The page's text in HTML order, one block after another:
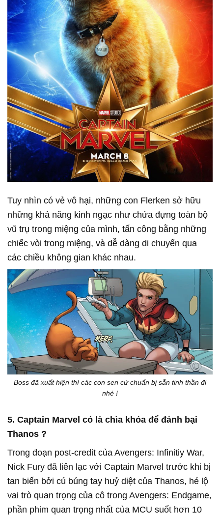
Tuy nhìn có vẻ vô hại, những con Flerken sở hữu
những khả năng kinh ngạc như chứa đựng toàn bộ
vũ trụ trong miệng của mình, tấn công bằng những
chiếc vòi trong miệng, và dễ dàng di chuyển qua
các chiều không gian khác nhau.
Boss đã xuất hiện thì các con sen cứ chuẩn bị sẵn tinh thần đi
nhé !
5. Captain Marvel có là chìa khóa để đánh bại
Thanos ?
Trong đoạn post-credit của Avengers: Infinitiy War,
Nick Fury đã liên lạc với Captain Marvel trước khi bị
tan biến bởi cú búng tay huỷ diệt của Thanos, hé lộ
vai trò quan trọng của cô trong Avengers: Endgame,
phần phim quan trọng nhất của MCU suốt hơn 10